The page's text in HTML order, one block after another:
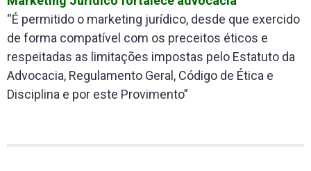
“É permitido o marketing jurídico, desde que exercido
de forma compatível com os preceitos éticos e
respeitadas as limitações impostas pelo Estatuto da
Advocacia, Regulamento Geral, Código de Ética e
Disciplina e por este Provimento”